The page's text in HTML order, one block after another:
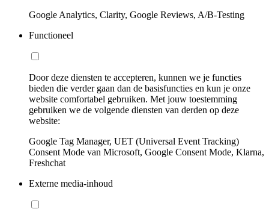
Google Analytics, Clarity, Google Reviews, A/B-Testing
Functioneel
Door deze diensten te accepteren, kunnen we je functies
bieden die verder gaan dan de basisfuncties en kun je onze
website comfortabel gebruiken. Met jouw toestemming
gebruiken we de volgende diensten van derden op deze
website:
Google Tag Manager, UET (Universal Event Tracking)
Consent Mode van Microsoft, Google Consent Mode, Klarna,
Freshchat
Externe media-inhoud